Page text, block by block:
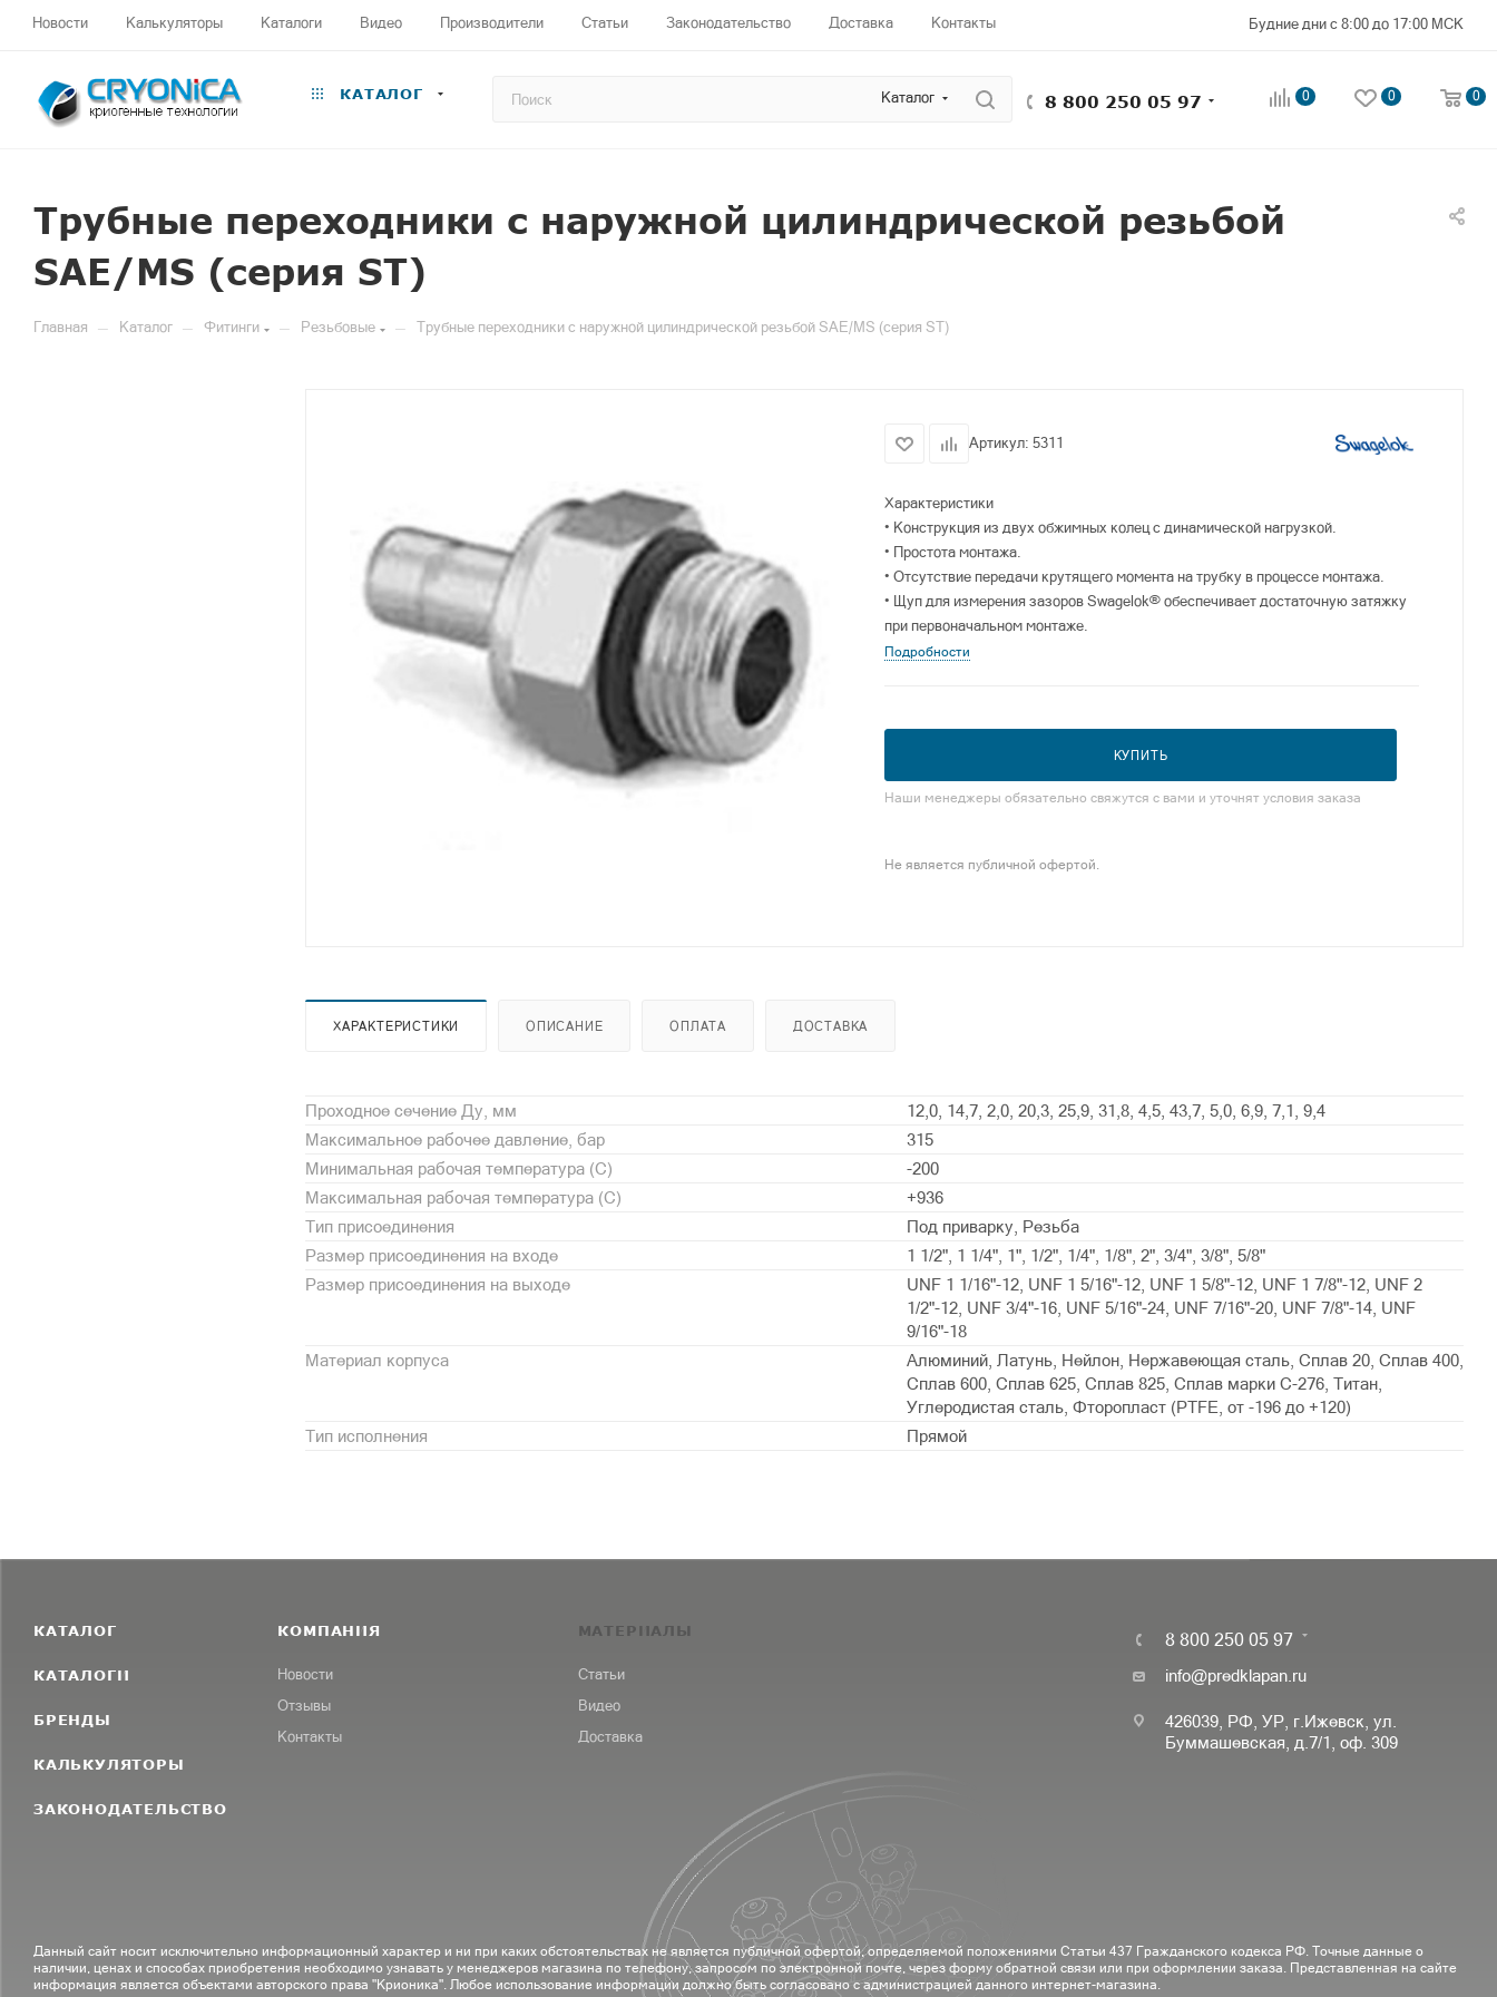
Новости Калькуляторы Каталоги Видео Производители Статьи Законодательство Доставка Контакты Будние дни с 8:00 до 17:00 МСК
КАТАЛОГ Каталог 8 800 250 05 97 0 0 0
Трубные переходники с наружной цилиндрической резьбой
SAE/MS (серия ST)
Главная — Каталог — Фитинги — Резьбовые — Трубные переходники с наружной цилиндрической резьбой SAE/MS (серия ST)
Артикул: 5311
Характеристики
• Конструкция из двух обжимных колец с динамической нагрузкой.
• Простота монтажа.
• Отсутствие передачи крутящего момента на трубку в процессе монтажа.
• Щуп для измерения зазоров Swagelok® обеспечивает достаточную затяжку
при первоначальном монтаже.
Подробности
КУПИТЬ
Наши менеджеры обязательно свяжутся с вами и уточнят условия заказа
Не является публичной офертой.
ХАРАКТЕРИСТИКИ ОПИСАНИЕ ОПЛАТА ДОСТАВКА
Проходное сечение Ду, мм
12,0, 14,7, 2,0, 20,3, 25,9, 31,8, 4,5, 43,7, 5,0, 6,9, 7,1, 9,4
Максимальное рабочее давление, бар
315
Минимальная рабочая температура (С)
-200
Максимальная рабочая температура (С)
+936
Тип присоединения
Под приварку, Резьба
Размер присоединения на входе
1 1/2", 1 1/4", 1", 1/2", 1/4", 1/8", 2", 3/4", 3/8", 5/8"
Размер присоединения на выходе
UNF 1 1/16"-12, UNF 1 5/16"-12, UNF 1 5/8"-12, UNF 1 7/8"-12, UNF 2
1/2"-12, UNF 3/4"-16, UNF 5/16"-24, UNF 7/16"-20, UNF 7/8"-14, UNF
9/16"-18
Материал корпуса
Алюминий, Латунь, Нейлон, Нержавеющая сталь, Сплав 20, Сплав 400,
Сплав 600, Сплав 625, Сплав 825, Сплав марки С-276, Титан,
Углеродистая сталь, Фторопласт (PTFE, от -196 до +120)
Тип исполнения
Прямой
КАТАЛОГ
КАТАЛОГИ
БРЕНДЫ
КАЛЬКУЛЯТОРЫ
ЗАКОНОДАТЕЛЬСТВО
КОМПАНИЯ
Новости
Отзывы
Контакты
МАТЕРИАЛЫ
Статьи
Видео
Доставка
8 800 250 05 97
info@predklapan.ru
426039, РФ, УР, г.Ижевск, ул.
Буммашевская, д.7/1, оф. 309
Данный сайт носит исключительно информационный характер и ни при каких обстоятельствах не является публичной офертой, определяемой положениями Статьи 437 Гражданского кодекса РФ. Точные данные о
наличии, ценах и способах приобретения необходимо узнавать у менеджеров магазина по телефону, запросом по электронной почте, через форму обратной связи или при оформлении заказа. Представленная на сайте
информация является объектами авторского права "Крионика". Любое использование информации должно быть согласовано с администрацией данного интернет-магазина.